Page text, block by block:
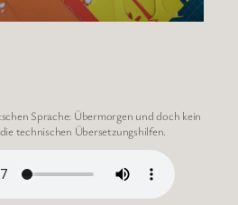
Sprache: Übermorgen und doch kein
technischen Übersetzungshilfen.